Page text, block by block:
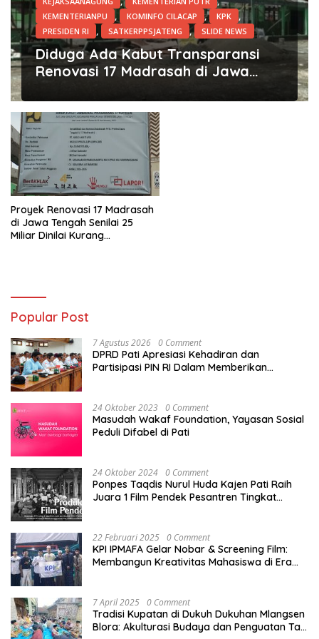
KEMENTERIANPU , KOMINFO CILACAP , KPK ,
PRESIDEN RI , SATKERPPSJATENG , SLIDE NEWS
5 Maret 2026
Diduga Ada Kabut Transparansi
Renovasi 17 Madrasah di Jawa
Proyek Renovasi 17 Madrasah
di Jawa Tengah Senilai 25
Miliar Dinilai Kurang
Popular Post
7 Agustus 2026 0 Comment
DPRD Pati Apresiasi Kehadiran dan
Partisipasi PIN RI Dalam Memberikan
24 Oktober 2023 0 Comment
Masudah Wakaf Foundation, Yayasan Sosial
Peduli Difabel di Pati
24 Oktober 2024 0 Comment
Ponpes Taqdis Nurul Huda Kajen Pati Raih
Juara 1 Film Pendek Pesantren Tingkat
22 Februari 2025 0 Comment
KPI IPMAFA Gelar Nobar & Screening Film:
Membangun Kreativitas Mahasiswa di Era
7 April 2025 0 Comment
Tradisi Kupatan di Dukuh Dukuhan Mlangsen
Blora: Akulturasi Budaya dan Penguatan Tali